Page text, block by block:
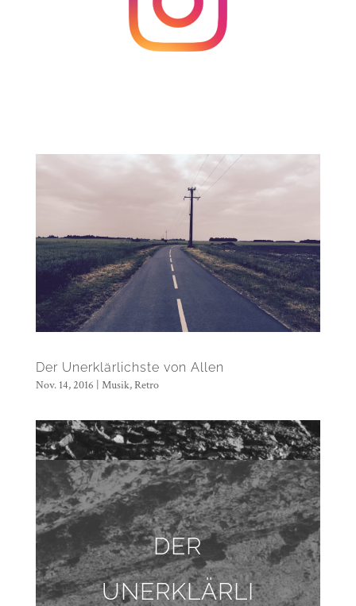
Der Unerklärlichste von Allen
Nov. 14, 2016 Musik,Retro
DER
UNERKLÄRLI